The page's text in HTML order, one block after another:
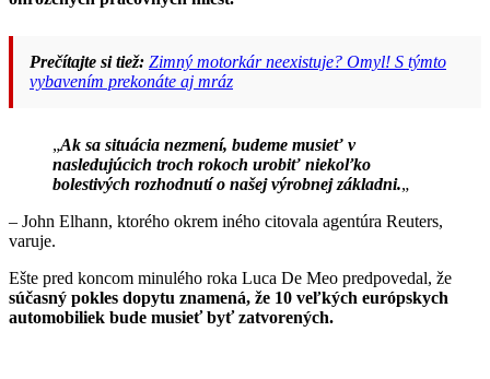
Prečítajte si tiež: Zimný motorkár neexistuje? Omyl! S týmto
vybavením prekonáte aj mráz
„Ak sa situácia nezmení, budeme musieť v
nasledujúcich troch rokoch urobiť niekoľko
bolestivých rozhodnutí o našej výrobnej základni.„
– John Elhann, ktorého okrem iného citovala agentúra Reuters,
varuje.
Ešte pred koncom minulého roka Luca De Meo predpovedal, že
súčasný pokles dopytu znamená, že 10 veľkých európskych
automobiliek bude musieť byť zatvorených.